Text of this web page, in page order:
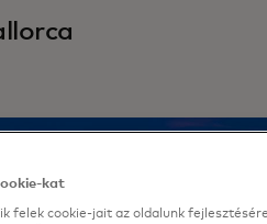
kat
felek cookie-jait az oldalunk